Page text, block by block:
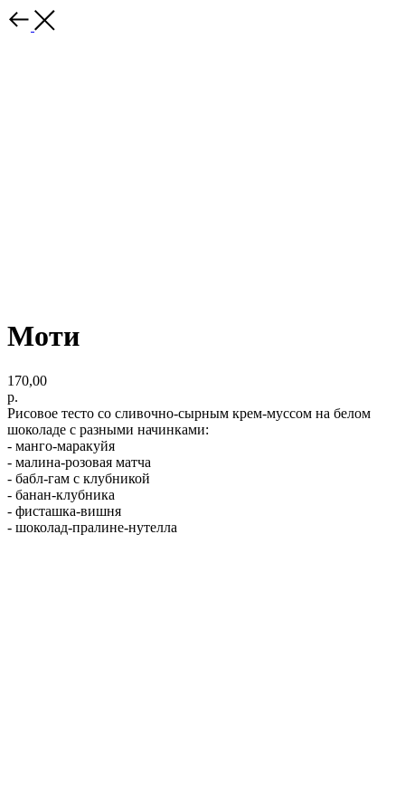
Моти
170,00
р.
Рисовое тесто со сливочно-сырным крем-муссом на белом
шоколаде с разными начинками:
- манго-маракуйя
- малина-розовая матча
- бабл-гам с клубникой
- банан-клубника
- фисташка-вишня
- шоколад-пралине-нутелла